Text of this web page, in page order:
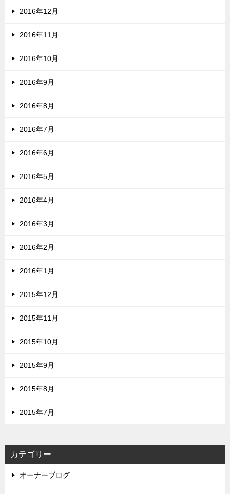
2016年12月
2016年11月
2016年10月
2016年9月
2016年8月
2016年7月
2016年6月
2016年5月
2016年4月
2016年3月
2016年2月
2016年1月
2015年12月
2015年11月
2015年10月
2015年9月
2015年8月
2015年7月
カテゴリー
オーナーブログ